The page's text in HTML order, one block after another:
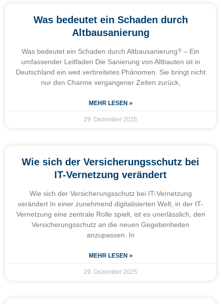
Was bedeutet ein Schaden durch
Altbausanierung
Was bedeutet ein Schaden durch Altbausanierung? – Ein
umfassender Leitfaden Die Sanierung von Altbauten ist in
Deutschland ein weit verbreitetes Phänomen. Sie bringt nicht
nur den Charme vergangener Zeiten zurück,
MEHR LESEN »
29. Dezember 2025
Wie sich der Versicherungsschutz bei
IT-Vernetzung verändert
Wie sich der Versicherungsschutz bei IT-Vernetzung
verändert In einer zunehmend digitalisierten Welt, in der IT-
Vernetzung eine zentrale Rolle spielt, ist es unerlässlich, den
Versicherungsschutz an die neuen Gegebenheiten
anzupassen. In
MEHR LESEN »
29. Dezember 2025